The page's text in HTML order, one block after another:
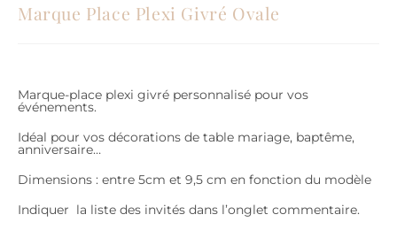
Marque Place Plexi Givré Ovale
Marque-place plexi givré personnalisé pour vos
événements.
Idéal pour vos décorations de table mariage, baptême,
anniversaire…
Dimensions : entre 5cm et 9,5 cm en fonction du modèle
Indiquer la liste des invités dans l’onglet commentaire.